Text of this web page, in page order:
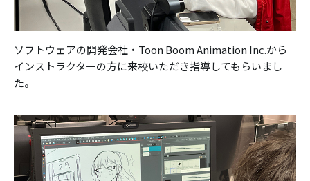
ソフトウェアの開発会社・Toon Boom Animation Inc.から
インストラクターの方に来校いただき指導してもらいまし
た。